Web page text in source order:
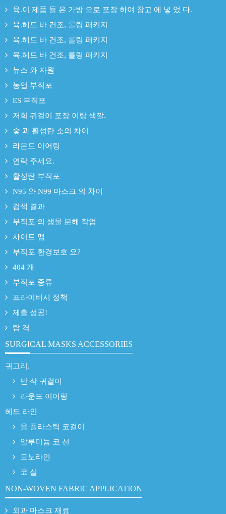
육.이 제품 들 은 가방 으로 포장 하여 창고 에 넣 었 다.
육.헤드 바 건조, 롤링 패키지
육.헤드 바 건조, 롤링 패키지
육.헤드 바 건조, 롤링 패키지
뉴스 와 자원
농업 부직포
ES 부직포
저희 귀걸이 포장 이랑 색깔.
숯 과 활성탄 소의 차이
라운드 이어링
연락 주세요.
활성탄 부직포
N95 와 N99 마스크 의 차이
검색 결과
부직포 의 생물 분해 작업
사이트 맵
부직포 환경보호 요?
404 개
부직포 종류
프라이버시 정책
제출 성공!
탑 격
SURGICAL MASKS ACCESSORIES
귀고리.
반 삭 귀걸이
라운드 이어링
헤드 라인
올 플라스틱 코걸이
알루미늄 코 선
모노라인
코 실
NON-WOVEN FABRIC APPLICATION
외과 마스크 재료